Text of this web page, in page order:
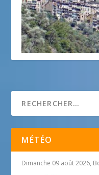
MÉTÉO
Dimanche 09 août 2026,